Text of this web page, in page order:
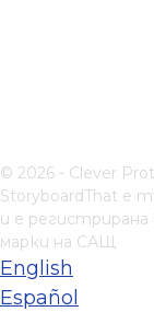
© 2026 - Clever
StoryboardThat е
и е
марки на САЩ
English
Español